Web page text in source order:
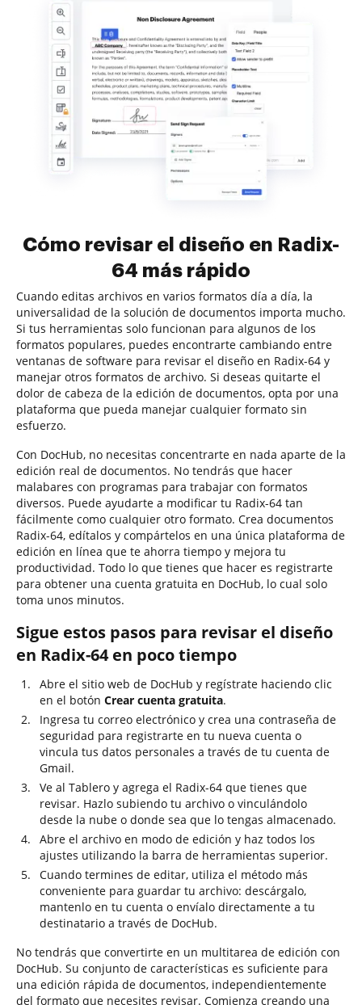
Cómo revisar el diseño en Radix-
64 más rápido
Cuando editas archivos en varios formatos día a día, la
universalidad de la solución de documentos importa mucho.
Si tus herramientas solo funcionan para algunos de los
formatos populares, puedes encontrarte cambiando entre
ventanas de software para revisar el diseño en Radix-64 y
manejar otros formatos de archivo. Si deseas quitarte el
dolor de cabeza de la edición de documentos, opta por una
plataforma que pueda manejar cualquier formato sin
esfuerzo.
Con DocHub, no necesitas concentrarte en nada aparte de la
edición real de documentos. No tendrás que hacer
malabares con programas para trabajar con formatos
diversos. Puede ayudarte a modificar tu Radix-64 tan
fácilmente como cualquier otro formato. Crea documentos
Radix-64, edítalos y compártelos en una única plataforma de
edición en línea que te ahorra tiempo y mejora tu
productividad. Todo lo que tienes que hacer es registrarte
para obtener una cuenta gratuita en DocHub, lo cual solo
toma unos minutos.
Sigue estos pasos para revisar el diseño
en Radix-64 en poco tiempo
Abre el sitio web de DocHub y regístrate haciendo clic
en el botón Crear cuenta gratuita.
Ingresa tu correo electrónico y crea una contraseña de
seguridad para registrarte en tu nueva cuenta o
vincula tus datos personales a través de tu cuenta de
Gmail.
Ve al Tablero y agrega el Radix-64 que tienes que
revisar. Hazlo subiendo tu archivo o vinculándolo
desde la nube o donde sea que lo tengas almacenado.
Abre el archivo en modo de edición y haz todos los
ajustes utilizando la barra de herramientas superior.
Cuando termines de editar, utiliza el método más
conveniente para guardar tu archivo: descárgalo,
mantenlo en tu cuenta o envíalo directamente a tu
destinatario a través de DocHub.
No tendrás que convertirte en un multitarea de edición con
DocHub. Su conjunto de características es suficiente para
una edición rápida de documentos, independientemente
del formato que necesites revisar. Comienza creando una